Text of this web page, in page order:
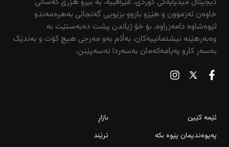
خاوەن ئەزموون و هێزو بازوو بزێویی گەنجانی بەهرەمەندو
لێوەشاوە دامەزراوە، بۆ خۆ ژیاندن پشت دەبەستێت بە
وەبەرهێنە نیشتمانییەکان، بەڵام بەو مەرجی هیچ کۆت و بەندێک
بەسەر کارو پەیامەکەمان بەسەردا نەسەپێنن.
ئێمە کێین
پەیوەندیمان پێوە بکە
بازاڕ
ترێند